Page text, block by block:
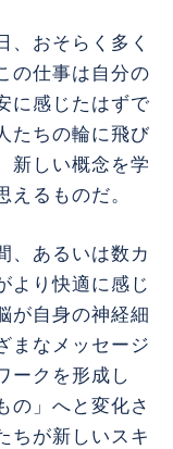
、おそらく多く
の仕事は自分の
に感じたはずで
たちの輪に飛び
新しい概念を学
えるものだ。
、あるいは数カ
より快適に感じ
が自身の神経細
まなメッセージ
ークを形成し
の」へと変化さ
ちが新しいスキ